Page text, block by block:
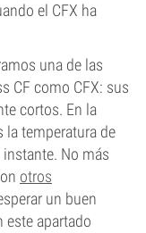
el CFX ha
una de las
CF como CFX: sus
cortos. En la
la temperatura de
No más
otros
un buen
este apartado